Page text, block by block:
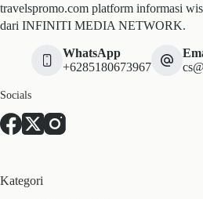
travelspromo.com platform informasi
dari INFINITI MEDIA NETWORK.
WhatsApp
+6285180673967
Socials
Kategori